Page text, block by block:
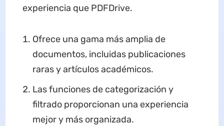
experiencia que PDFDrive.
Ofrece una gama más amplia de
documentos, incluidas publicaciones
raras y artículos académicos.
Las funciones de categorización y
filtrado proporcionan una experiencia
mejor y más organizada.